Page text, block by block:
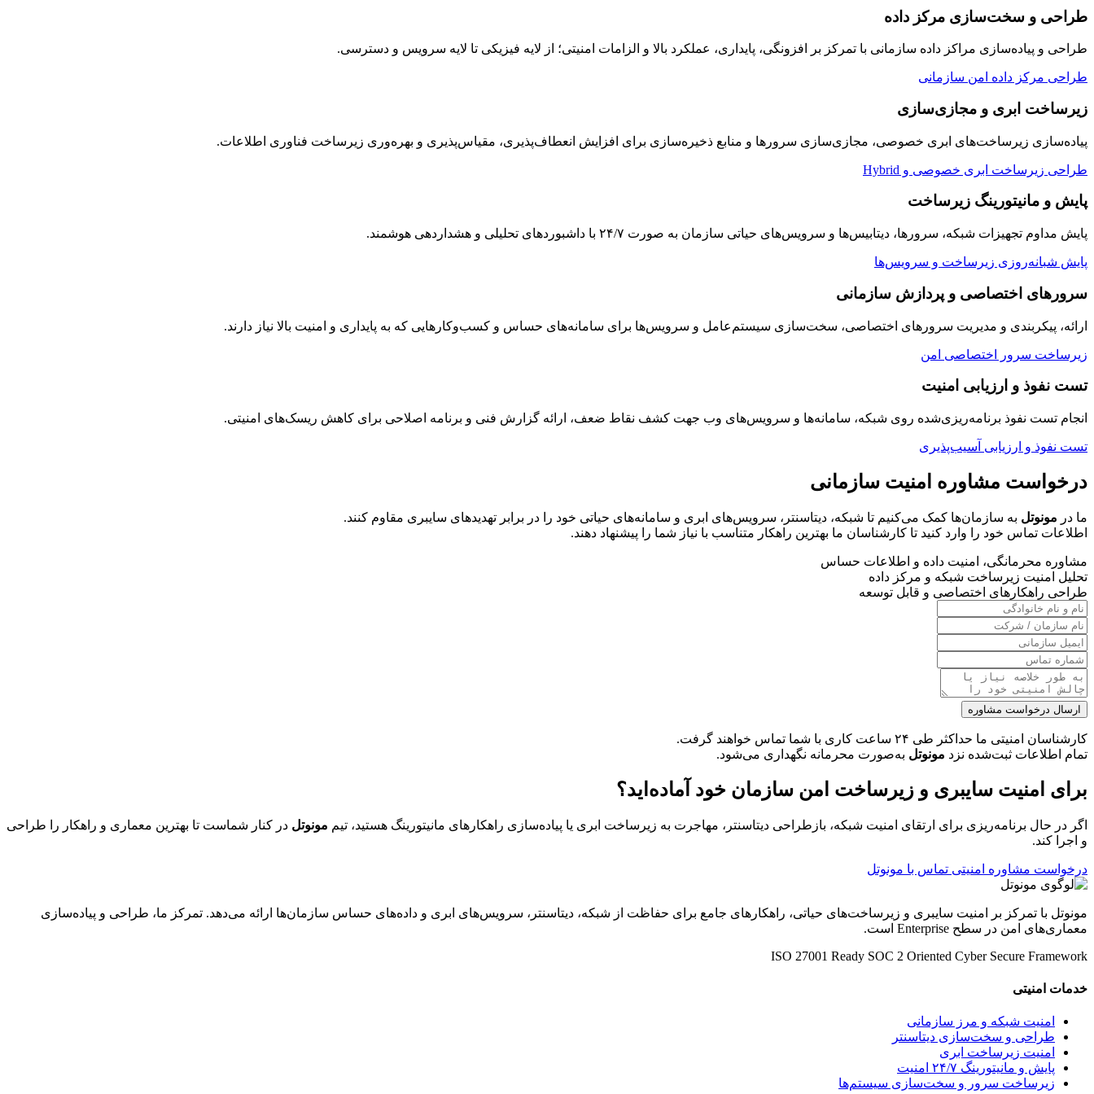
طراحی و سخت‌سازی مرکز داده
طراحی و پیاده‌سازی مراکز داده سازمانی با تمرکز بر افزونگی، پایداری، عملکرد بالا و الزامات امنیتی؛ از لایه فیزیکی تا لایه سرویس و دسترسی.
طراحی مرکز داده امن سازمانی
زیرساخت ابری و مجازی‌سازی
پیاده‌سازی زیرساخت‌های ابری خصوصی، مجازی‌سازی سرورها و منابع ذخیره‌سازی برای افزایش انعطاف‌پذیری، مقیاس‌پذیری و بهره‌وری زیرساخت فناوری اطلاعات.
طراحی زیرساخت ابری خصوصی و Hybrid
پایش و مانیتورینگ زیرساخت
پایش مداوم تجهیزات شبکه، سرورها، دیتابیس‌ها و سرویس‌های حیاتی سازمان به صورت ۲۴/۷ با داشبوردهای تحلیلی و هشداردهی هوشمند.
پایش شبانه‌روزی زیرساخت و سرویس‌ها
سرورهای اختصاصی و پردازش سازمانی
ارائه، پیکربندی و مدیریت سرورهای اختصاصی، سخت‌سازی سیستم‌عامل و سرویس‌ها برای سامانه‌های حساس و کسب‌وکارهایی که به پایداری و امنیت بالا نیاز دارند.
زیرساخت سرور اختصاصی امن
تست نفوذ و ارزیابی امنیت
انجام تست نفوذ برنامه‌ریزی‌شده روی شبکه، سامانه‌ها و سرویس‌های وب جهت کشف نقاط ضعف، ارائه گزارش فنی و برنامه اصلاحی برای کاهش ریسک‌های امنیتی.
تست نفوذ و ارزیابی آسیب‌پذیری
درخواست مشاوره امنیت سازمانی
ما در مونوتل به سازمان‌ها کمک می‌کنیم تا شبکه، دیتاسنتر، سرویس‌های ابری و سامانه‌های حیاتی خود را در برابر تهدیدهای سایبری مقاوم کنند.
اطلاعات تماس خود را وارد کنید تا کارشناسان ما بهترین راهکار متناسب با نیاز شما را پیشنهاد دهند.
مشاوره محرمانگی، امنیت داده و اطلاعات حساس
تحلیل امنیت زیرساخت شبکه و مرکز داده
طراحی راهکارهای اختصاصی و قابل توسعه
ارسال درخواست مشاوره
کارشناسان امنیتی ما حداکثر طی ۲۴ ساعت کاری با شما تماس خواهند گرفت.
تمام اطلاعات ثبت‌شده نزد مونوتل به‌صورت محرمانه نگهداری می‌شود.
برای امنیت سایبری و زیرساخت امن سازمان خود آماده‌اید؟
اگر در حال برنامه‌ریزی برای ارتقای امنیت شبکه، بازطراحی دیتاسنتر، مهاجرت به زیرساخت ابری یا پیاده‌سازی راهکارهای مانیتورینگ هستید، تیم مونوتل در کنار شماست تا بهترین معماری و راهکار را طراحی
و اجرا کند.
درخواست مشاوره امنیتی تماس با مونوتل
مونوتل با تمرکز بر امنیت سایبری و زیرساخت‌های حیاتی، راهکارهای جامع برای حفاظت از شبکه، دیتاسنتر، سرویس‌های ابری و داده‌های حساس سازمان‌ها ارائه می‌دهد. تمرکز ما، طراحی و پیاده‌سازی
معماری‌های امن در سطح Enterprise است.
ISO 27001 Ready SOC 2 Oriented Cyber Secure Framework
خدمات امنیتی
امنیت شبکه و مرز سازمانی
طراحی و سخت‌سازی دیتاسنتر
امنیت زیرساخت ابری
پایش و مانیتورینگ ۲۴/۷ امنیت
زیرساخت سرور و سخت‌سازی سیستم‌ها